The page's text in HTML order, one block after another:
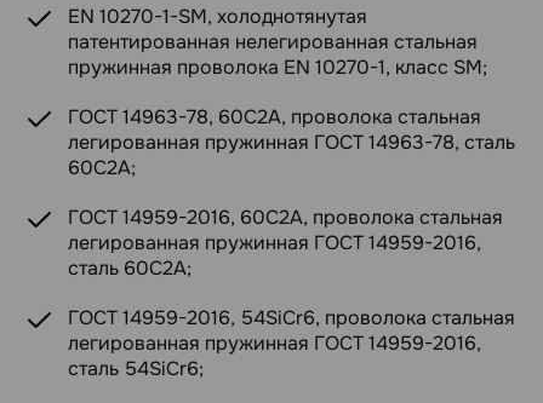
EN 10270-1-SM, холоднотянутая
патентированная нелегированная стальная
пружинная проволока EN 10270-1, класс SM;
ГОСТ 14963-78, 60С2А, проволока стальная
легированная пружинная ГОСТ 14963-78, сталь
60С2А;
ГОСТ 14959-2016, 60С2А, проволока стальная
легированная пружинная ГОСТ 14959-2016,
сталь 60С2А;
ГОСТ 14959-2016, 54SiCr6, проволока стальная
легированная пружинная ГОСТ 14959-2016,
сталь 54SiCr6;